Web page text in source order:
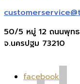
50/5 หมู่ 12 ถนนพุท
จ.นครปฐม 73210
facebook